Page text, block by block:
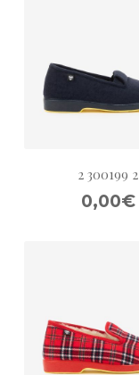
2 300199 2
0,00€